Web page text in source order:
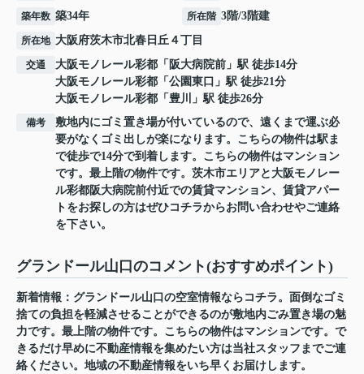
築年数 築34年 所在階 3階/3階建
所在地 大阪府茨木市北春日丘 ４丁目
交通 大阪モノレール彩都 「 阪大病院前 」駅 徒歩14分
大阪モノレール彩都 「 公園東口 」駅 徒歩21分
大阪モノレール彩都 「 豊川 」駅 徒歩26分
備考
敷地内にゴミ置き場が付いているので、遠くまで運ぶ必
要がなくゴミ出しが楽になります。こちらの物件は駅ま
で徒歩で14分で到着します。こちらの物件はマンション
です。最上階の物件です。茨木市エリアと大阪モノレー
ル彩都阪大病院前付近での賃貸マンション、賃貸アパー
トをお探しの方はぜひコチラからお問い合わせやご連絡
を下さい。
グランドール山口のコメント(おすすめポイント)
新着情報：グランドール山口の空室情報ならコチラ。面倒なゴミ
捨ての負担を軽減させることができるのが敷地内ごみ置き場の魅
力です。最上階の物件です。こちらの物件はマンションです。で
きるだけ早めに不動産情報を集めたい方は当社スタッフまでご連
絡ください。地域の不動産情報をいち早くお届けします。